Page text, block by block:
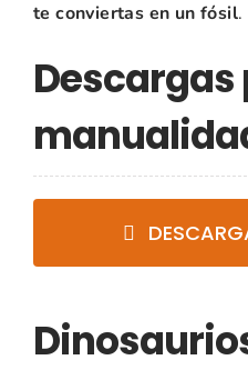
te conviertas en un fósil.
Descargas